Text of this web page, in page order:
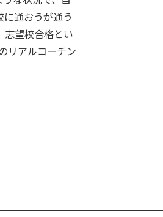
通おうが通う
志望校合格とい
リアルコーチン